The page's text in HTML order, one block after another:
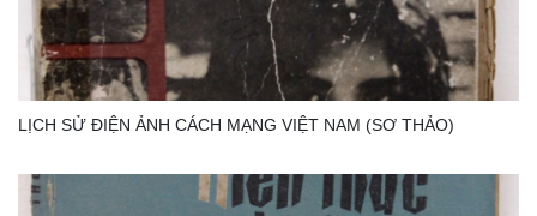
LỊCH SỬ ĐIỆN ẢNH CÁCH MẠNG VIỆT NAM (SƠ THẢO)